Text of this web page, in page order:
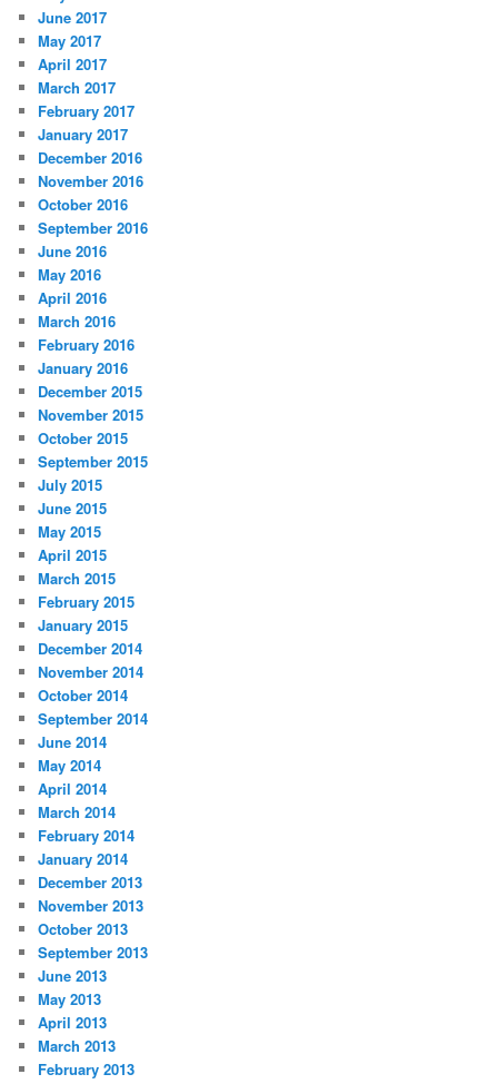
June 2017
May 2017
April 2017
March 2017
February 2017
January 2017
December 2016
November 2016
October 2016
September 2016
June 2016
May 2016
April 2016
March 2016
February 2016
January 2016
December 2015
November 2015
October 2015
September 2015
July 2015
June 2015
May 2015
April 2015
March 2015
February 2015
January 2015
December 2014
November 2014
October 2014
September 2014
June 2014
May 2014
April 2014
March 2014
February 2014
January 2014
December 2013
November 2013
October 2013
September 2013
June 2013
May 2013
April 2013
March 2013
February 2013